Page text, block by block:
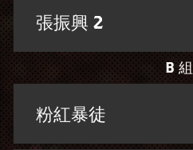
張振興 2
B 組
粉紅暴徒